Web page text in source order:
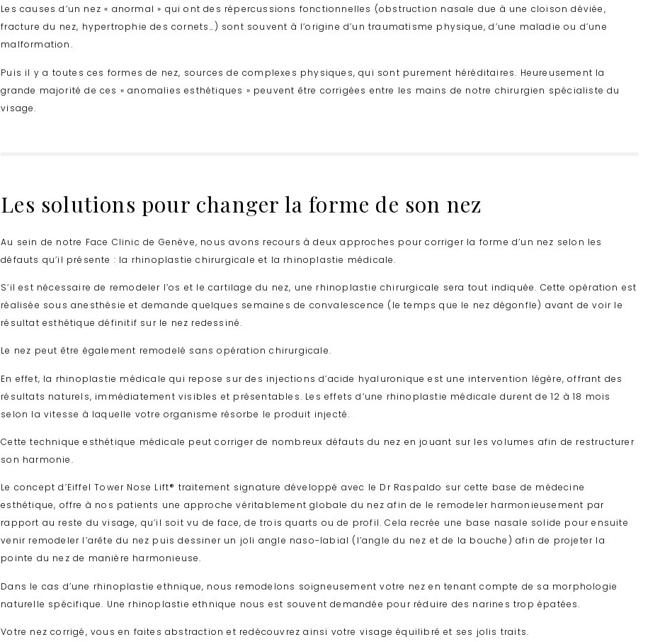
Les causes d’un nez « anormal » qui ont des répercussions fonctionnelles (obstruction nasale due à une cloison déviée,
fracture du nez, hypertrophie des cornets…) sont souvent à l’origine d’un traumatisme physique, d’une maladie ou d’une
malformation.
Puis il y a toutes ces formes de nez, sources de complexes physiques, qui sont purement héréditaires. Heureusement la
grande majorité de ces « anomalies esthétiques » peuvent être corrigées entre les mains de notre chirurgien spécialiste du
visage.
Les solutions pour changer la forme de son nez
Au sein de notre Face Clinic de Genève, nous avons recours à deux approches pour corriger la forme d’un nez selon les
défauts qu’il présente : la rhinoplastie chirurgicale et la rhinoplastie médicale.
S’il est nécessaire de remodeler l’os et le cartilage du nez, une rhinoplastie chirurgicale sera tout indiquée. Cette opération est
réalisée sous anesthésie et demande quelques semaines de convalescence (le temps que le nez dégonfle) avant de voir le
résultat esthétique définitif sur le nez redessiné.
Le nez peut être également remodelé sans opération chirurgicale.
En effet, la rhinoplastie médicale qui repose sur des injections d’acide hyaluronique est une intervention légère, offrant des
résultats naturels, immédiatement visibles et présentables. Les effets d’une rhinoplastie médicale durent de 12 à 18 mois
selon la vitesse à laquelle votre organisme résorbe le produit injecté.
Cette technique esthétique médicale peut corriger de nombreux défauts du nez en jouant sur les volumes afin de restructurer
son harmonie.
Le concept d’Eiffel Tower Nose Lift® traitement signature développé avec le Dr Raspaldo sur cette base de médecine
esthétique, offre à nos patients une approche véritablement globale du nez afin de le remodeler harmonieusement par
rapport au reste du visage, qu’il soit vu de face, de trois quarts ou de profil. Cela recrée une base nasale solide pour ensuite
venir remodeler l’arête du nez puis dessiner un joli angle naso-labial (l’angle du nez et de la bouche) afin de projeter la
pointe du nez de manière harmonieuse.
Dans le cas d’une rhinoplastie ethnique, nous remodelons soigneusement votre nez en tenant compte de sa morphologie
naturelle spécifique. Une rhinoplastie ethnique nous est souvent demandée pour réduire des narines trop épatées.
Votre nez corrigé, vous en faites abstraction et redécouvrez ainsi votre visage équilibré et ses jolis traits.